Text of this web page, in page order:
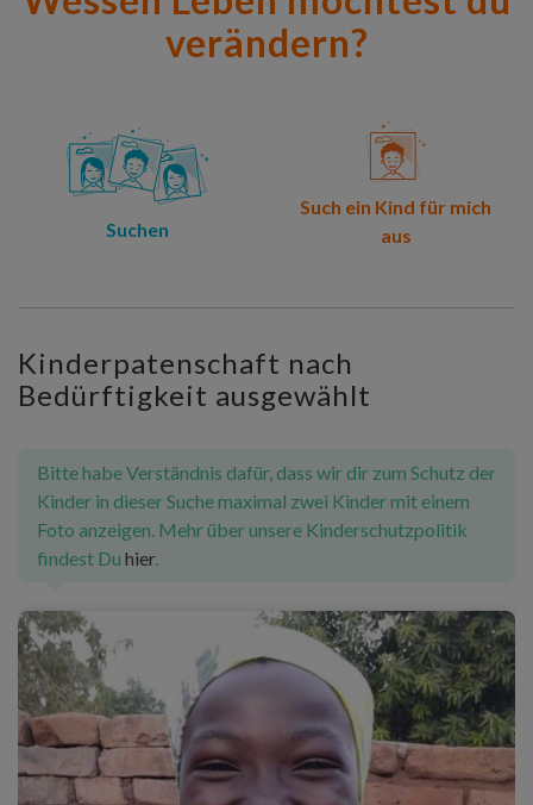
verändern?
Suchen
Such ein Kind für mich
aus
Kinderpatenschaft nach
Bedürftigkeit ausgewählt
Bitte habe Verständnis dafür, dass wir dir zum Schutz der
Kinder in dieser Suche maximal zwei Kinder mit einem
Foto anzeigen. Mehr über unsere Kinderschutzpolitik
findest Du hier.